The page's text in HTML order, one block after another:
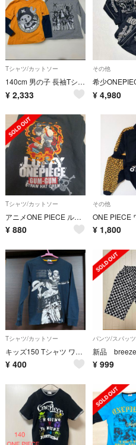
Tシャツ/カットソー
140cm 男の子 長袖Tシャツ ロンT 2枚セット まとめ売り ワンピース
¥ 2,333
その他
¥ 4,980
Tシャツ/カットソー
アニメONE PIECE ルフィ トレーナー 150
¥ 880
その他
¥ 1,800
Tシャツ/カットソー
キッズ150 Tシャツ ワンピース 長袖
¥ 400
パンツ/スパッツ
¥ 999